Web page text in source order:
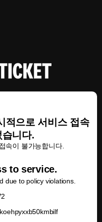
적으로 서비스 접속
습니다.
속이 불가능합니다.
to service.
due to policy violations.